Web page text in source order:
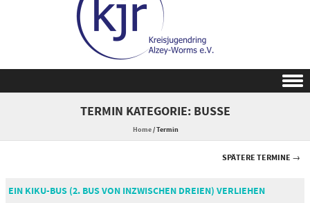
TERMIN KATEGORIE: BUSSE
Home/Termin
SPÄTERE TERMINE →
EIN KIKU-BUS (2. BUS VON INZWISCHEN DREIEN) VERLIEHEN